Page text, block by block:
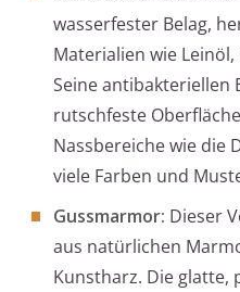
wasserfester Belag,
Materialien wie
Seine antibakteriellen
rutschfeste
Nassbereiche wie die
viele Farben und
Gussmarmor: Dieser
aus natürlichen
Kunstharz. Die glatte,